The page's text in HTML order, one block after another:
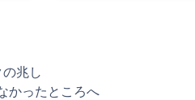
兆し
かったところへ